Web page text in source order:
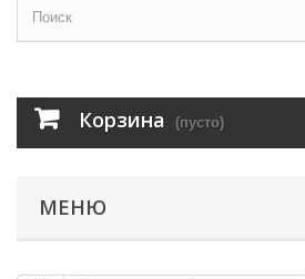
Корзина (пусто)
МЕНЮ